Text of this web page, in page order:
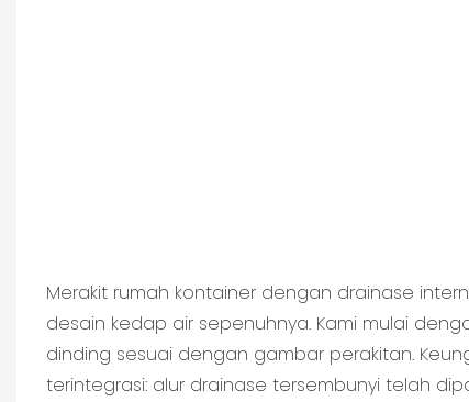
Merakit rumah kontainer dengan drainase
desain kedap air sepenuhnya. Kami mulai
dinding sesuai dengan gambar perakitan.
terintegrasi: alur drainase tersembunyi telah